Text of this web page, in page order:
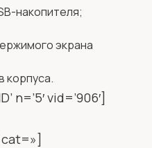
накопителя;
экрана
корпуса.
n=’5′ vid=’906′]
cat=»]